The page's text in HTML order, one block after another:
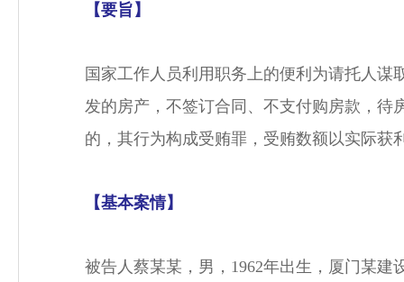
【要旨】
国家工作人员利用职务上的便利为请托人
发的房产，不签订合同、不支付购房款，待
的，其行为构成受贿罪，受贿数额以实际获
【基本案情】
被告人蔡某某，男，1962年出生，厦门某